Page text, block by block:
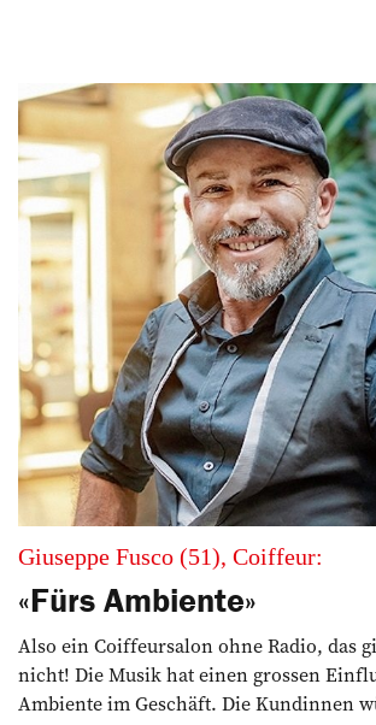
Giuseppe Fusco (51), Coiffeur:
«Fürs Ambiente»
Also ein Coiffeursalon ohne Radio, das
nicht! Die Musik hat einen grossen
Ambiente im Geschäft. Die Kundinnen